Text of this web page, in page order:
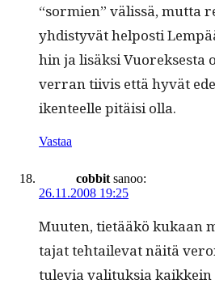
“sormien” välis­sä, mut­ta
yhdis­tyvät hel­posti
hin ja lisäk­si Vuorek­ses­ta
ver­ran tiivis että hyvät
iken­teelle pitäisi olla.
Vastaa
cobbit sanoo:
26.11.2008 19:25
Muuten, tietääkö kukaan
ta­jat tehtail­e­vat näitä
tule­via val­i­tuk­sia kaikkein